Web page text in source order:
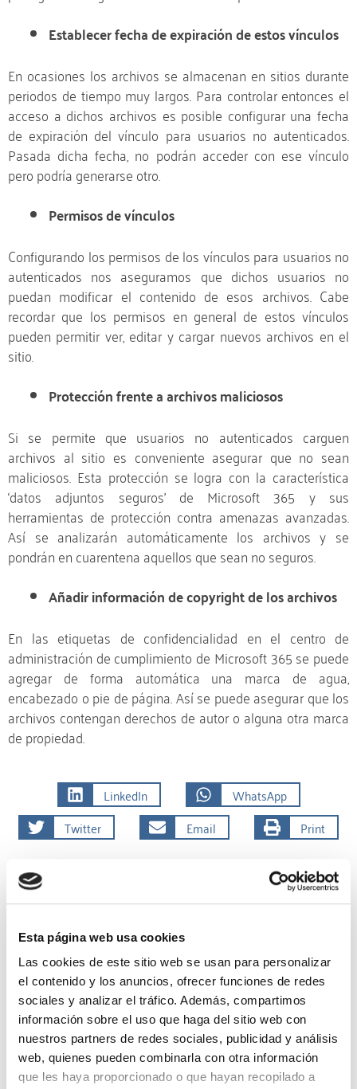
Esta página web usa cookies
Las cookies de este sitio web se usan para personalizar
el contenido y los anuncios, ofrecer funciones de redes
sociales y analizar el tráfico. Además, compartimos
información sobre el uso que haga del sitio web con
nuestros partners de redes sociales, publicidad y análisis
web, quienes pueden combinarla con otra información
que les haya proporcionado o que hayan recopilado a
Establecer fecha de expiración de estos vínculos
En ocasiones los archivos se almacenan en sitios durante
periodos de tiempo muy largos. Para controlar entonces el
acceso a dichos archivos es posible configurar una fecha
de expiración del vínculo para usuarios no autenticados.
Pasada dicha fecha, no podrán acceder con ese vínculo
pero podría generarse otro.
Permisos de vínculos
Configurando los permisos de los vínculos para usuarios no
autenticados nos aseguramos que dichos usuarios no
puedan modificar el contenido de esos archivos. Cabe
recordar que los permisos en general de estos vínculos
pueden permitir ver, editar y cargar nuevos archivos en el
sitio.
Protección frente a archivos maliciosos
Si se permite que usuarios no autenticados carguen
archivos al sitio es conveniente asegurar que no sean
maliciosos. Esta protección se logra con la característica
‘datos adjuntos seguros’ de Microsoft 365 y sus
herramientas de protección contra amenazas avanzadas.
Así se analizarán automáticamente los archivos y se
pondrán en cuarentena aquellos que sean no seguros.
Añadir información de copyright de los archivos
En las etiquetas de confidencialidad en el centro de
administración de cumplimiento de Microsoft 365 se puede
agregar de forma automática una marca de agua,
encabezado o pie de página. Así se puede asegurar que los
archivos contengan derechos de autor o alguna otra marca
de propiedad.
LinkedIn
WhatsApp
Twitter
Email Print
Microsoft